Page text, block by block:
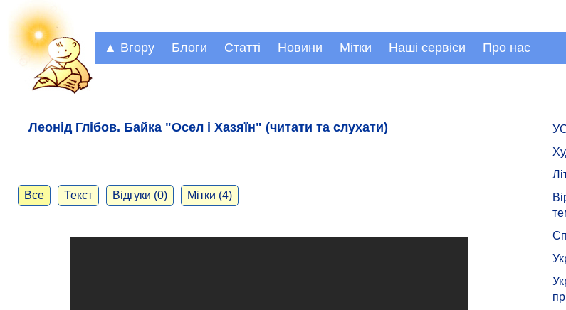
▲ Вгору Блоги Статті Новини Мітки Наші сервіси Про нас
Леонід Глібов. Байка "Осел і Хазяїн" (читати та слухати)
Все Текст Відгуки (0) Мітки (4)